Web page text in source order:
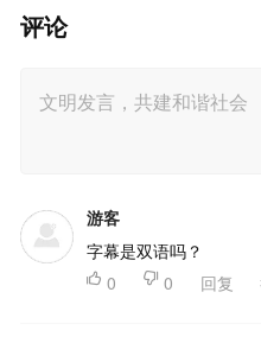
评论
游客
字幕是双语吗？
 0  0 回复